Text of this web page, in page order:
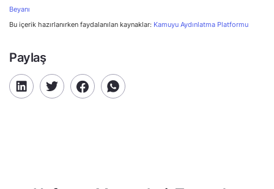
Beyanı
Bu içerik hazırlanırken faydalanılan kaynaklar: Kamuyu Aydınlatma Platformu
Paylaş